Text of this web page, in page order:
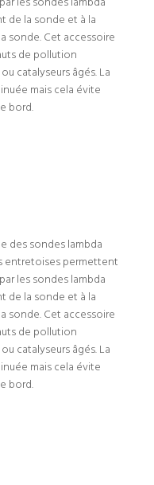
de la sonde et à la
sonde. Cet accessoire
de pollution
catalyseurs âgés. La
mais cela évite
bord.
des sondes lambda
entretoises permettent
les sondes lambda
de la sonde et à la
sonde. Cet accessoire
de pollution
catalyseurs âgés. La
mais cela évite
bord.